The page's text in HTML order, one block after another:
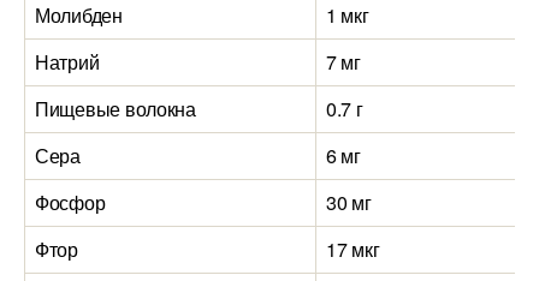
Молибден
1 мкг
Натрий
7 мг
Пищевые волокна
0.7 г
Сера
6 мг
Фосфор
30 мг
Фтор
17 мкг